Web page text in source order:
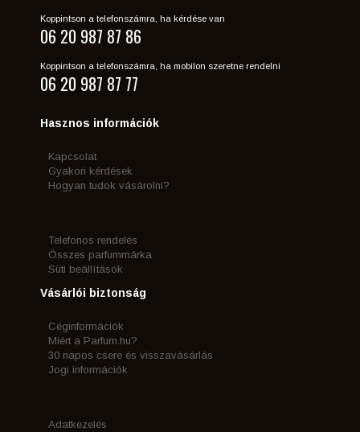
Koppintson a telefonszámra, ha kérdése van
06 20 987 87 86
Koppintson a telefonszámra, ha mobilon szeretne rendelni
06 20 987 87 77
Hasznos információk
Kapcsolat
Gyakori kérdések
Hogyan tudok vásárolni?
Telefonos rendelés
Összes parfummárka
Süti beállítások
Vásárlói biztonság
Céginformációk
Miért a Parfum.hu?
30 napos csere és visszavásárlás
Jogi információk
Adatkezelés